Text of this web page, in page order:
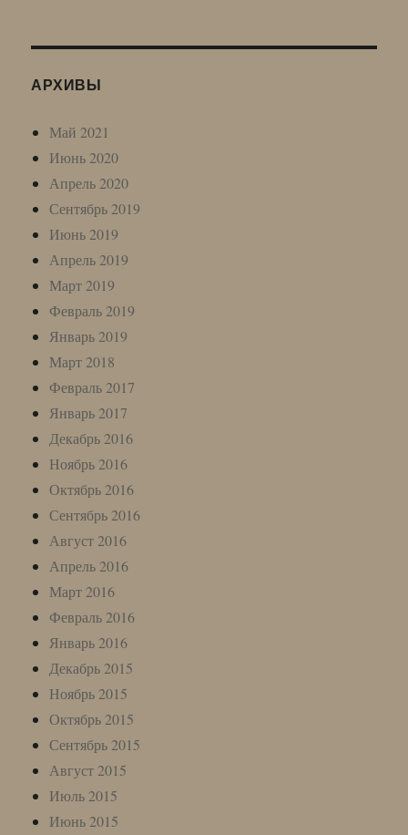
АРХИВЫ
Май 2021
Июнь 2020
Апрель 2020
Сентябрь 2019
Июнь 2019
Апрель 2019
Март 2019
Февраль 2019
Январь 2019
Март 2018
Февраль 2017
Январь 2017
Декабрь 2016
Ноябрь 2016
Октябрь 2016
Сентябрь 2016
Август 2016
Апрель 2016
Март 2016
Февраль 2016
Январь 2016
Декабрь 2015
Ноябрь 2015
Октябрь 2015
Сентябрь 2015
Август 2015
Июль 2015
Июнь 2015